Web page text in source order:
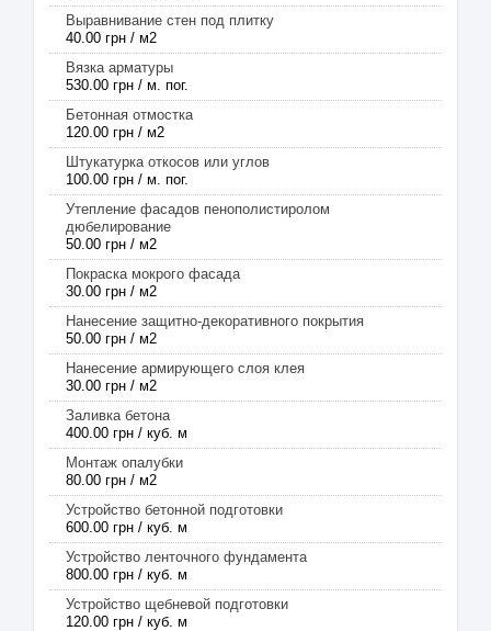
Выравнивание стен под плитку
40.00 грн / м2
Вязка арматуры
530.00 грн / м. пог.
Бетонная отмостка
120.00 грн / м2
Штукатурка откосов или углов
100.00 грн / м. пог.
Утепление фасадов пенополистиролом
дюбелирование
50.00 грн / м2
Покраска мокрого фасада
30.00 грн / м2
Нанесение защитно-декоративного покрытия
50.00 грн / м2
Нанесение армирующего слоя клея
30.00 грн / м2
Заливка бетона
400.00 грн / куб. м
Монтаж опалубки
80.00 грн / м2
Устройство бетонной подготовки
600.00 грн / куб. м
Устройство ленточного фундамента
800.00 грн / куб. м
Устройство щебневой подготовки
120.00 грн / куб. м